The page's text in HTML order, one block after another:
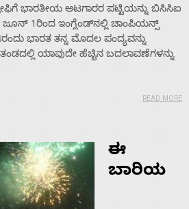
ಭಾರತೀಯ ಆಟಗಾರರ ಪಟ್ಟಿಯನ್ನು ಬಿಸಿಸಿಐ
1ರಿಂದ ಇಂಗ್ಲೆಂಡ್‌ನಲ್ಲಿ ಚಾಂಪಿಯನ್ಸ್
ಭಾರತ ತನ್ನ ಮೊದಲ ಪಂದ್ಯವನ್ನು
ಯಾವುದೇ ಹೆಚ್ಚಿನ ಬದಲಾವಣೆಗಳನ್ನು
READ MORE
ಈ
ಬಾರಿಯ